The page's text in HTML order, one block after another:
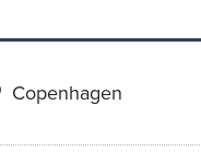
Copenhagen